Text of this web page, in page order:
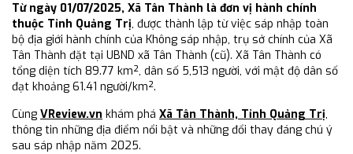
Từ ngày 01/07/2025, Xã Tân Thành là đơn vị hành chính
thuộc Tỉnh Quảng Trị, được thành lập từ việc sáp nhập toàn
bộ địa giới hành chính của Không sáp nhập, trụ sở chính của Xã
Tân Thành đặt tại UBND xã Tân Thành (cũ). Xã Tân Thành có
tổng diện tích 89.77 km², dân số 5,513 người, với mật độ dân số
đạt khoảng 61.41 người/km².
Cùng VReview.vn khám phá Xã Tân Thành, Tỉnh Quảng Trị,
thông tin những địa điểm nổi bật và những đổi thay đáng chú ý
sau sáp nhập năm 2025.